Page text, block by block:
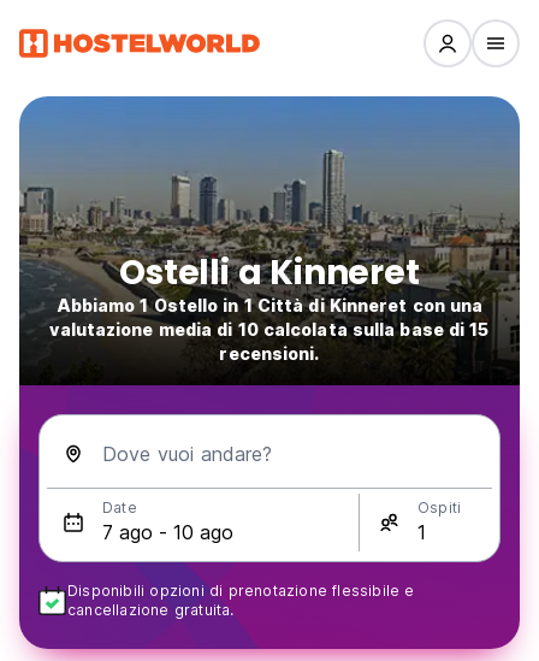
Ostelli a Kinneret
Abbiamo 1 Ostello in 1 Città di Kinneret con una
valutazione media di 10 calcolata sulla base di 15
recensioni.
Dove vuoi andare?
Date Ospiti
Disponibili opzioni di prenotazione flessibile e
cancellazione gratuita.